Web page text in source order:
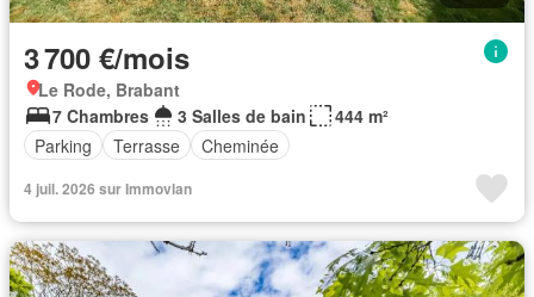
3 700 €/mois
Le Rode, Brabant
7 Chambres
3 Salles de bain
444 m²
Parking
Terrasse Cheminée
4 juil. 2026 sur Immovlan